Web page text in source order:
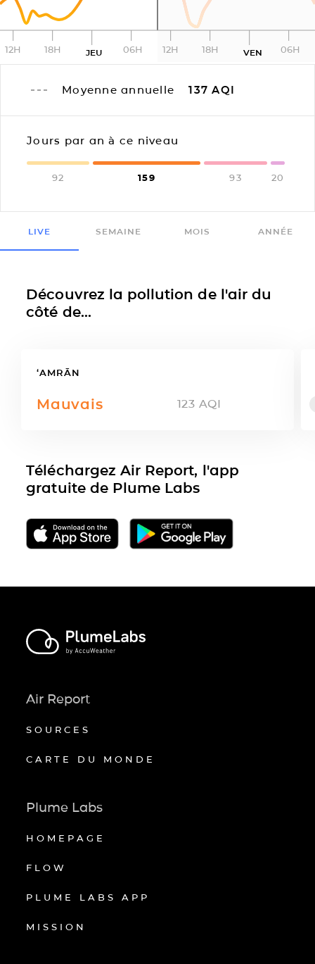
12H 18H JEU 06H 12H 18H VEN 06H
Moyenne annuelle 137 AQI
Jours par an à ce niveau
92 159 93 20
LIVE SEMAINE MOIS ANNÉE
Découvrez la pollution de l'air du
côté de...
‘AMRĀN
Mauvais 123 AQI
Téléchargez Air Report, l'app
gratuite de Plume Labs
Air Report
SOURCES
CARTE DU MONDE
Plume Labs
HOMEPAGE
FLOW
PLUME LABS APP
MISSION